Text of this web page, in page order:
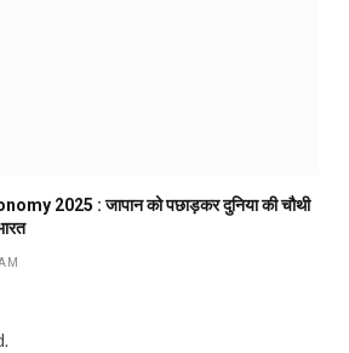
2025 : जापान को पछाड़कर दुनिया की चौथी